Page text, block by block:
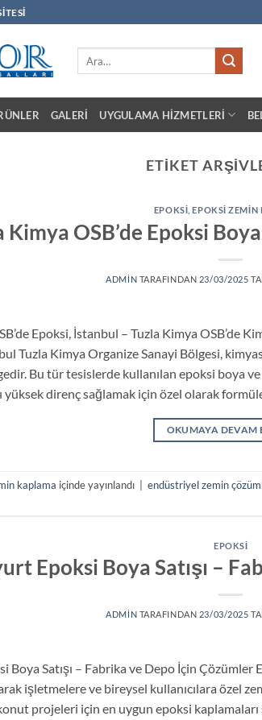
GALERI UYGULAMA HIZMETLERI
ETIKET
EPOKSI ,EPOKSI
Kimya OSB’de Epoksi
ADMIN TARAFINDAN 23/03/2025
Epoksi, İstanbul – Tuzla Kimya OSB’de
Tuzla Kimya Organize Sanayi Bölgesi,
Bu tür tesislerde kullanılan epoksi boya
yüksek direnç sağlamak için özel olarak
OKUMAYA DEVAM
kaplama içinde yayınlandı endüstriyel zemin
EPOKSI
Epoksi Boya Satışı –
ADMIN TARAFINDAN 23/03/2025
Boya Satışı – Fabrika ve Depo İçin Çözümler
işletmelere ve bireysel kullanıcılara özel
projeleri için en uygun epoksi